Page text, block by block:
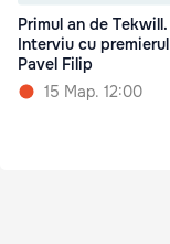
Primul an de Tekwill.
Interviu cu premierul
Pavel Filip
15 Мар. 12:00